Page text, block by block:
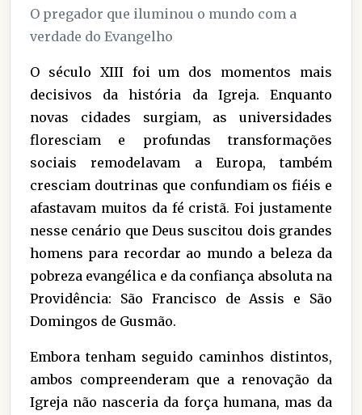
O pregador que iluminou o mundo com a
verdade do Evangelho
O século XIII foi um dos momentos mais
decisivos da história da Igreja. Enquanto
novas cidades surgiam, as universidades
floresciam e profundas transformações
sociais remodelavam a Europa, também
cresciam doutrinas que confundiam os fiéis e
afastavam muitos da fé cristã. Foi justamente
nesse cenário que Deus suscitou dois grandes
homens para recordar ao mundo a beleza da
pobreza evangélica e da confiança absoluta na
Providência: São Francisco de Assis e São
Domingos de Gusmão.
Embora tenham seguido caminhos distintos,
ambos compreenderam que a renovação da
Igreja não nasceria da força humana, mas da